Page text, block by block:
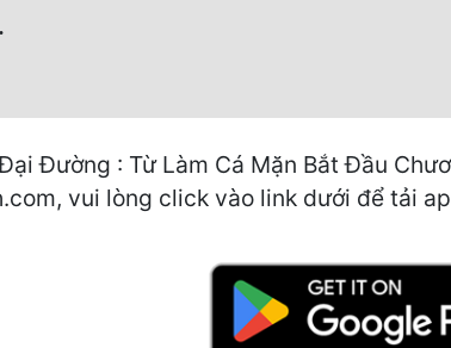
Đường : Từ Làm Cá Mặn Bắt Đầu
vui lòng click vào link dưới để tải